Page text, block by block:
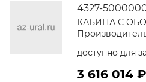
4327-
КАБИНА С
доступно для
3 616 014 ₽